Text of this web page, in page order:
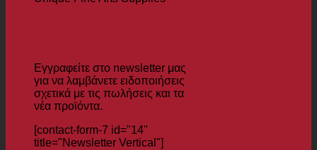
Εγγραφείτε στο newsletter μας
για να λαμβάνετε ειδοποιήσεις
σχετικά με τις πωλήσεις και τα
νέα προϊόντα.
[contact-form-7 id="14"
title="Newsletter Vertical"]